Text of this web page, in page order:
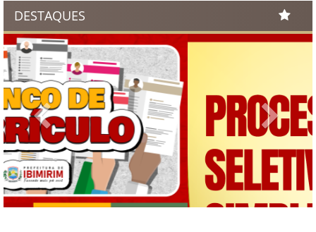
DESTAQUES
Previous Next